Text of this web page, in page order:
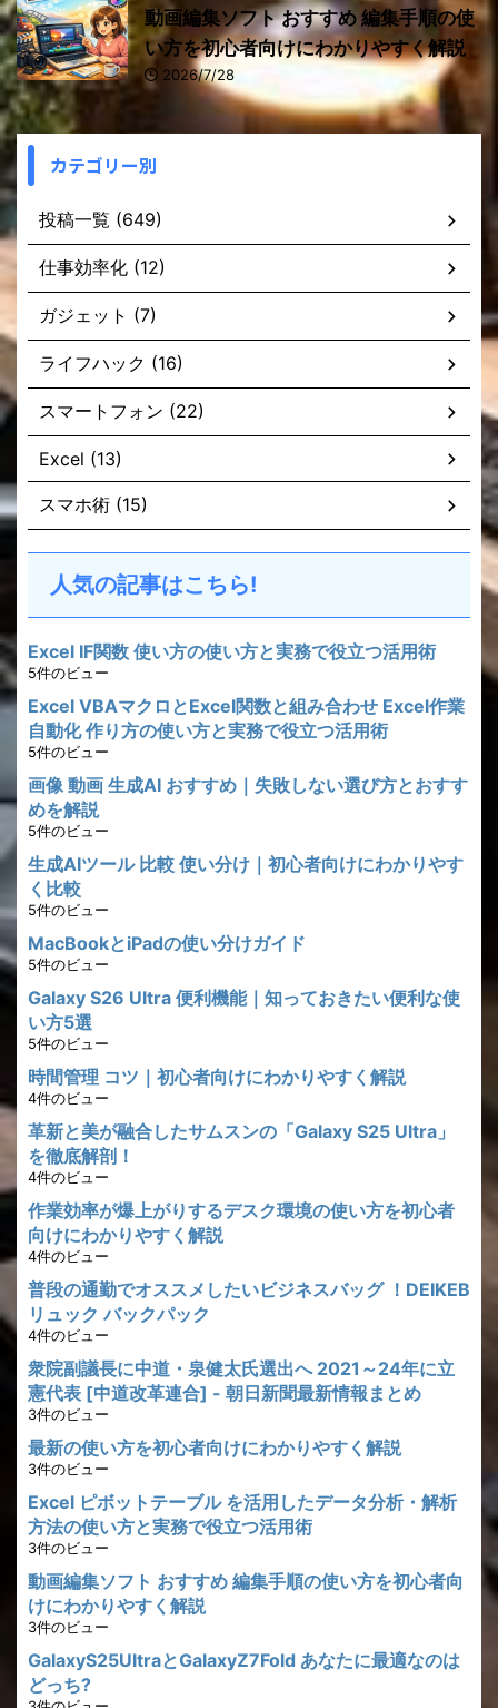
動画編集ソフト おすすめ 編集手順の使
い方を初心者向けにわかりやすく解説
2026/7/28
カテゴリー別
投稿一覧 (649)
仕事効率化 (12)
ガジェット (7)
ライフハック (16)
スマートフォン (22)
Excel (13)
スマホ術 (15)
人気の記事はこちら!
Excel IF関数 使い方の使い方と実務で役立つ活用術
5件のビュー
Excel VBAマクロとExcel関数と組み合わせ Excel作業
自動化 作り方の使い方と実務で役立つ活用術
5件のビュー
画像 動画 生成AI おすすめ｜失敗しない選び方とおすす
めを解説
5件のビュー
生成AIツール 比較 使い分け｜初心者向けにわかりやす
く比較
5件のビュー
MacBookとiPadの使い分けガイド
5件のビュー
Galaxy S26 Ultra 便利機能｜知っておきたい便利な使
い方5選
5件のビュー
時間管理 コツ｜初心者向けにわかりやすく解説
4件のビュー
革新と美が融合したサムスンの「Galaxy S25 Ultra」
を徹底解剖！
4件のビュー
作業効率が爆上がりするデスク環境の使い方を初心者
向けにわかりやすく解説
4件のビュー
普段の通勤でオススメしたいビジネスバッグ ！DEIKEB
リュック バックパック
4件のビュー
衆院副議長に中道・泉健太氏選出へ 2021～24年に立
憲代表 [中道改革連合] - 朝日新聞最新情報まとめ
3件のビュー
最新の使い方を初心者向けにわかりやすく解説
3件のビュー
Excel ピボットテーブル を活用したデータ分析・解析
方法の使い方と実務で役立つ活用術
3件のビュー
動画編集ソフト おすすめ 編集手順の使い方を初心者向
けにわかりやすく解説
3件のビュー
GalaxyS25UltraとGalaxyZ7Fold あなたに最適なのは
どっち?